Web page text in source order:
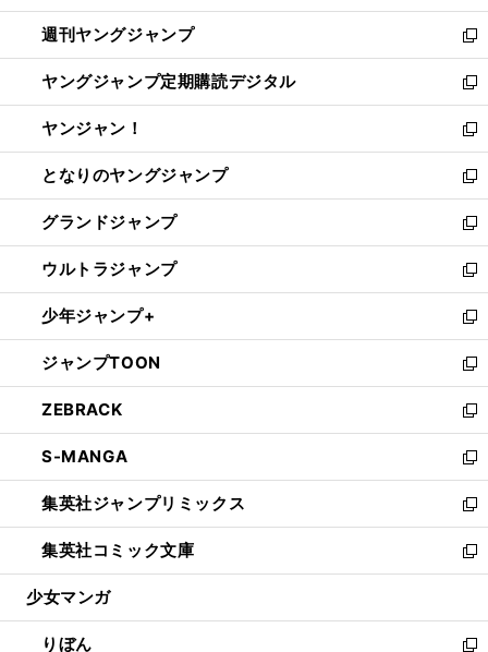
開
く
ウ
で
開
く
ン
ド
ウ
で
開
く
ウ
ィ
ン
ド
ウ
で
開
く
週刊ヤングジャンプ
新
し
い
ウ
ィ
ン
ド
ウ
で
開
く
ヤングジャンプ定期購読デジタル
新
し
い
ウ
ィ
ン
ド
ウ
で
開
く
ヤンジャン！
新
し
い
ウ
ィ
ン
ド
ウ
で
開
く
となりのヤングジャンプ
新
し
い
ウ
ィ
ン
ド
ウ
で
開
く
グランドジャンプ
新
し
い
ウ
ィ
ン
ド
ウ
で
開
く
ウルトラジャンプ
新
し
い
ウ
ィ
ン
ド
ウ
で
開
く
少年ジャンプ+
新
し
い
ウ
ィ
ン
ド
ウ
で
開
く
ジャンプTOON
新
し
い
ウ
ィ
ン
ド
ウ
で
開
ZEBRACK
新
し
い
ウ
ィ
ン
ド
ウ
開
く
S-MANGA
新
し
い
ウ
ィ
ン
ウ
で
集英社ジャンプリミックス
新
し
い
ウ
ン
ド
集英社コミック文庫
新
し
ウ
ィ
少女マンガ
りぼん